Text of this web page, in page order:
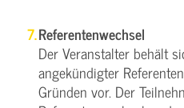
Referentenwechsel
Der Veranstalter behält
angekündigter
Gründen vor. Der